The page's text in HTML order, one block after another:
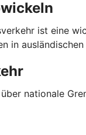
ist eine
in
nationale